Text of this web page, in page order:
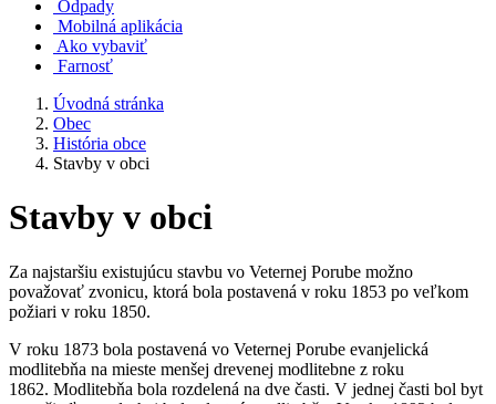
Odpady
Mobilná aplikácia
Ako vybaviť
Farnosť
Úvodná stránka
Obec
História obce
Stavby v obci
Stavby v obci
Za najstaršiu existujúcu stavbu vo Veternej Porube možno
považovať zvonicu, ktorá bola postavená v roku 1853 po veľkom
požiari v roku 1850.
V roku 1873 bola postavená vo Veternej Porube evanjelická
modlitebňa na mieste menšej drevenej modlitebne z roku
1862. Modlitebňa bola rozdelená na dve časti. V jednej časti bol byt